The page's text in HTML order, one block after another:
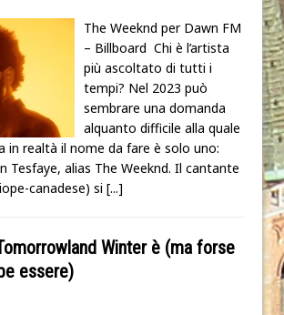
The Weeknd per Dawn FM
– Billboard Chi è l’artista
più ascoltato di tutti i
tempi? Nel 2023 può
sembrare una domanda
alquanto difficile alla quale
in realtà il nome da fare è solo uno:
Tesfaye, alias The Weeknd. Il cantante
canadese) si [...]
Winter è (ma forse
essere)